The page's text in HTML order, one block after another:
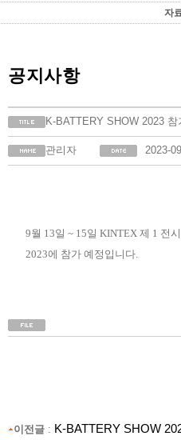
자
공지사항
K-BATTERY SHOW 2023 참
관리자 2023-
9월 13일 ~ 15일 KINTEX 제 1 전
2023에 참가 예정입니다.
이전글 : K-BATTERY SHOW